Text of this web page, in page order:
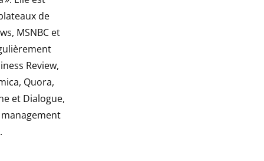
de
MSNBC et
Review,
Quora,
et Dialogue,